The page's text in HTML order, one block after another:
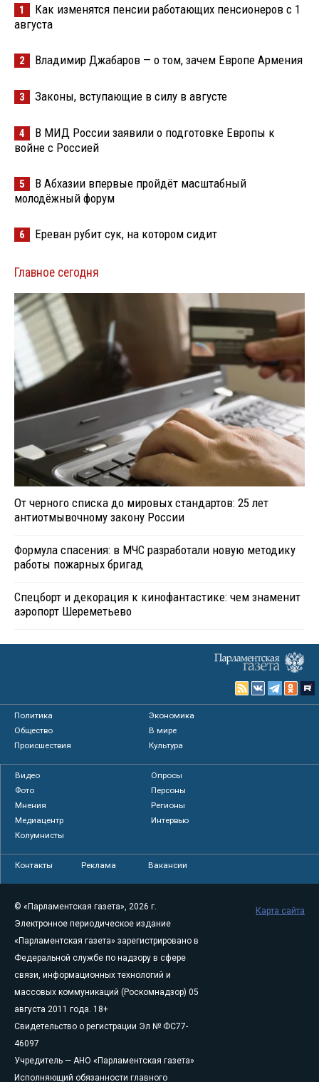
1
Как изменятся пенсии работающих пенсионеров с 1
августа
2 Владимир Джабаров — о том, зачем Европе Армения
3 Законы, вступающие в силу в августе
4
В МИД России заявили о подготовке Европы к
войне с Россией
5
В Абхазии впервые пройдёт масштабный
молодёжный форум
6 Ереван рубит сук, на котором сидит
Главное сегодня
От черного списка до мировых стандартов: 25 лет
антиотмывочному закону России
Формула спасения: в МЧС разработали новую методику
работы пожарных бригад
Спецборт и декорация к кинофантастике: чем знаменит
аэропорт Шереметьево
Политика
Экономика
Общество
В мире
Происшествия
Культура
Видео
Опросы
Фото
Персоны
Мнения
Регионы
Медиацентр
Интервью
Колумнисты
Контакты Реклама Вакансии
© «Парламентская газета», 2026 г.
Электронное периодическое издание
«Парламентская газета» зарегистрировано в
Федеральной службе по надзору в сфере
связи, информационных технологий и
массовых коммуникаций (Роскомнадзор) 05
августа 2011 года. 18+
Свидетельство о регистрации Эл № ФС77-
46097
Учредитель — АНО «Парламентская газета»
Исполняющий обязанности главного
Карта сайта